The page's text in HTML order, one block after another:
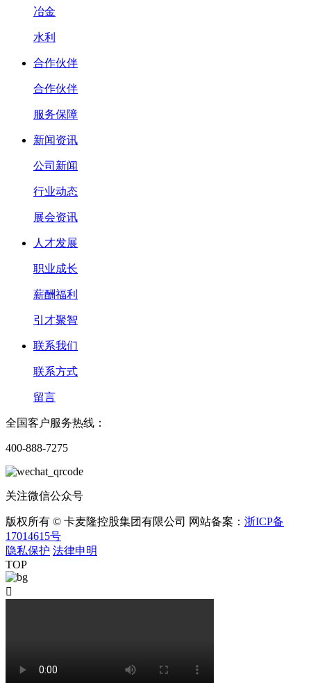
冶金
水利
合作伙伴
合作伙伴
服务保障
新闻资讯
公司新闻
行业动态
展会资讯
人才发展
职业成长
薪酬福利
引才聚智
联系我们
联系方式
留言
全国客户服务热线：
400-888-7275
关注微信公众号
版权所有 © 卡麦隆控股集团有限公司 网站备案： 浙ICP备
17014615号
隐私保护 法律申明
TOP
